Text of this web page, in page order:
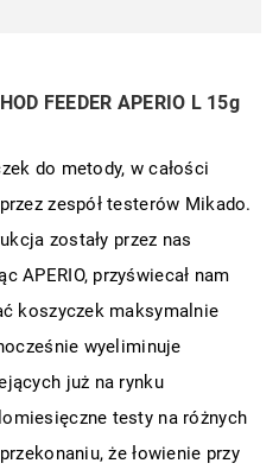
FEEDER APERIO L 15g
do metody, w całości
zespół testerów Mikado.
zostały przez nas
APERIO, przyświecał nam
koszyczek maksymalnie
wyeliminuje
już na rynku
testy na różnych
że łowienie przy